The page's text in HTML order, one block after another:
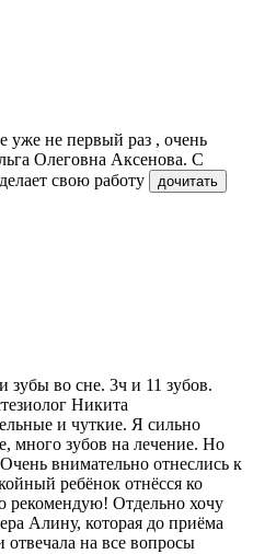
уже не первый раз , очень
Олеговна Аксенова. С
свою работу
дочитать
во сне. 3ч и 11 зубов.
Никита
и чуткие. Я сильно
много зубов на лечение. Но
внимательно отнеслись к
ребёнок отнёсся ко
рекомендую! Отдельно хочу
Алину, которая до приёма
отвечала на все вопросы